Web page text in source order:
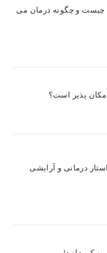
چیست و چگونه درمان می
پذیر است؟
درمانی و آرایشی